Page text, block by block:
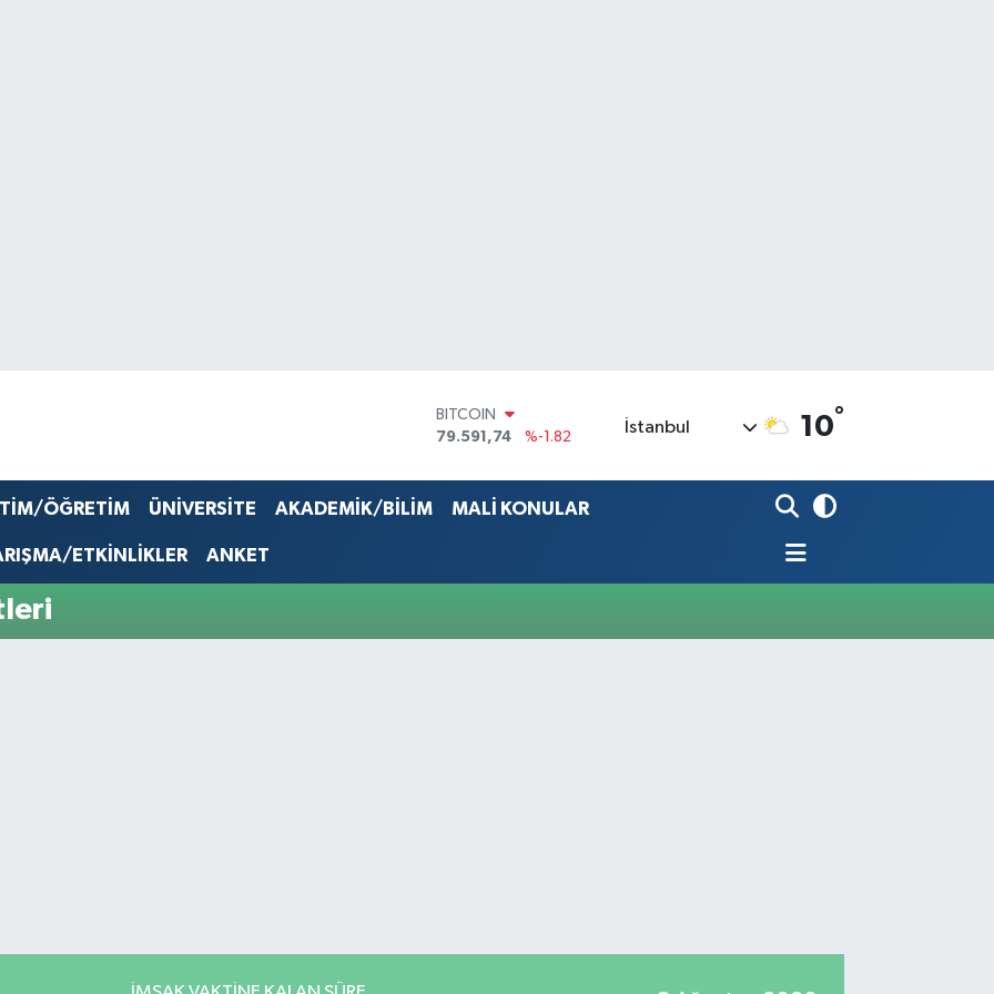
BITCOIN
79.591,74
%-1.82
45,43620
%0.02
EURO
BİST100
İstanbul 10°
ÖĞRETİM ÜNİVERSİTE AKADEMİK/BİLİM MALİ KONULAR
ETKİNLİKLER ANKET